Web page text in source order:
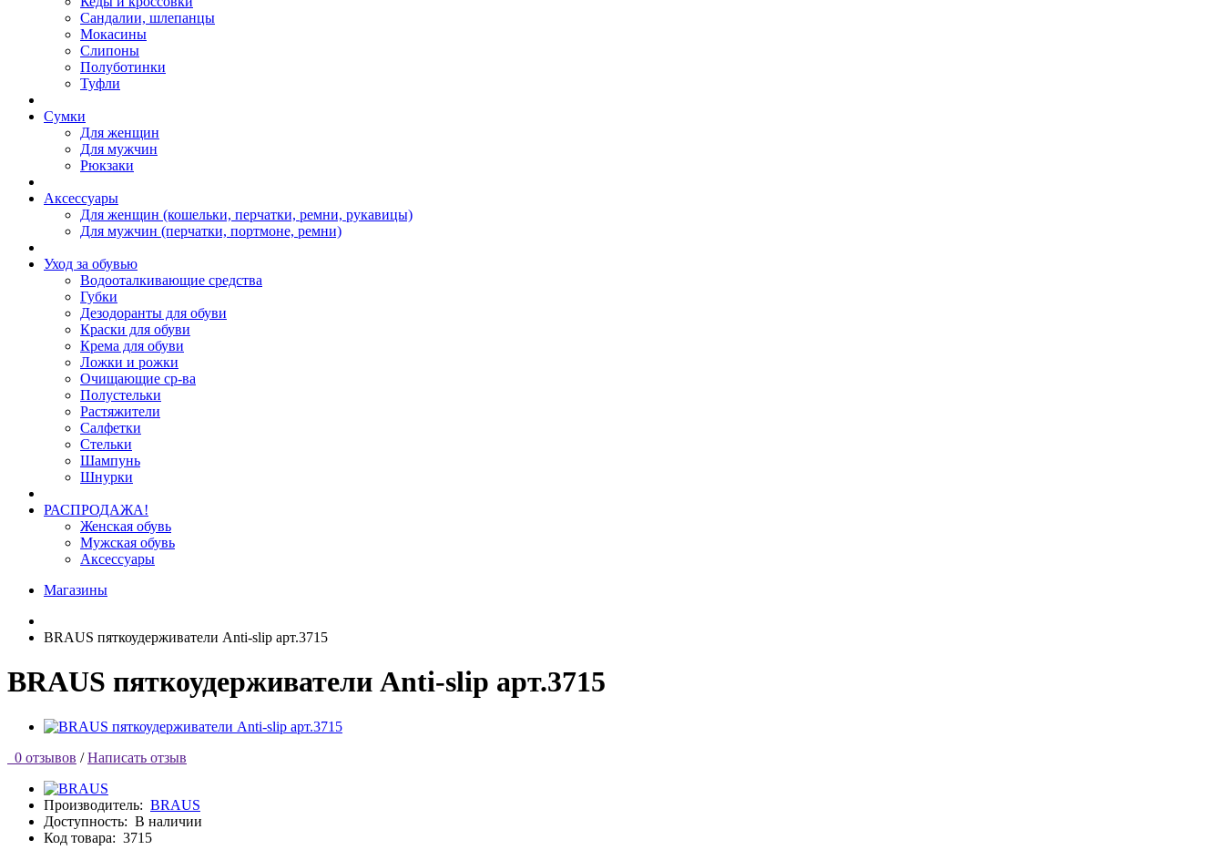
Сандалии, шлепанцы
Мокасины
Слипоны
Полуботинки
Туфли
Сумки
Для женщин
Для мужчин
Рюкзаки
Аксессуары
Для женщин (кошельки, перчатки, ремни, рукавицы)
Для мужчин (перчатки, портмоне, ремни)
Уход за обувью
Водооталкивающие средства
Губки
Дезодоранты для обуви
Краски для обуви
Крема для обуви
Ложки и рожки
Очищающие ср-ва
Полустельки
Растяжители
Салфетки
Стельки
Шампунь
Шнурки
РАСПРОДАЖА!
Женская обувь
Мужская обувь
Аксессуары
Магазины
BRAUS пяткоудерживатели Anti-slip арт.3715
BRAUS пяткоудерживатели Anti-slip арт.3715
0 отзывов / Написать отзыв
Производитель: BRAUS
Доступность: В наличии
Код товара: 3715